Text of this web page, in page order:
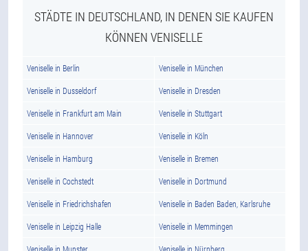
STÄDTE IN DEUTSCHLAND, IN DENEN SIE KAUFEN
KÖNNEN VENISELLE
Veniselle in Berlin Veniselle in München
Veniselle in Dusseldorf Veniselle in Dresden
Veniselle in Frankfurt am Main Veniselle in Stuttgart
Veniselle in Hannover Veniselle in Köln
Veniselle in Hamburg Veniselle in Bremen
Veniselle in Cochstedt Veniselle in Dortmund
Veniselle in Friedrichshafen Veniselle in Baden Baden, Karlsruhe
Veniselle in Leipzig Halle Veniselle in Memmingen